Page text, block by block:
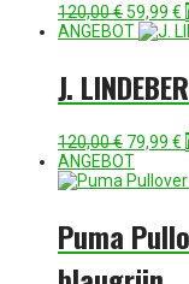
120,00€
Preis
59,99 €
ANGEBOT
J.
120,00€
Preis
war:
79,99 €
ANGEBOT
Puma